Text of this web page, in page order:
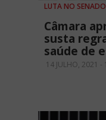
LUTA NO SENADO
Câmara
susta
saúde de
14 JULHO, 2021 -